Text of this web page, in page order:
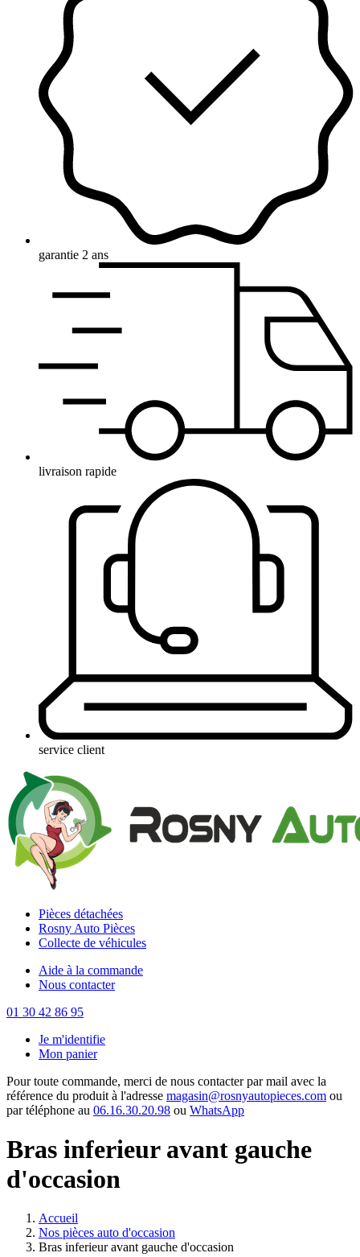
garantie 2 ans
livraison rapide
service client
Pièces détachées
Rosny Auto Pièces
Collecte de véhicules
Aide à la commande
Nous contacter
01 30 42 86 95
Je m'identifie
Mon panier
Pour toute commande, merci de nous contacter par mail avec la
référence du produit à l'adresse magasin@rosnyautopieces.com ou
par téléphone au 06.16.30.20.98 ou WhatsApp
Bras inferieur avant gauche
d'occasion
Accueil
Nos pièces auto d'occasion
Bras inferieur avant gauche d'occasion